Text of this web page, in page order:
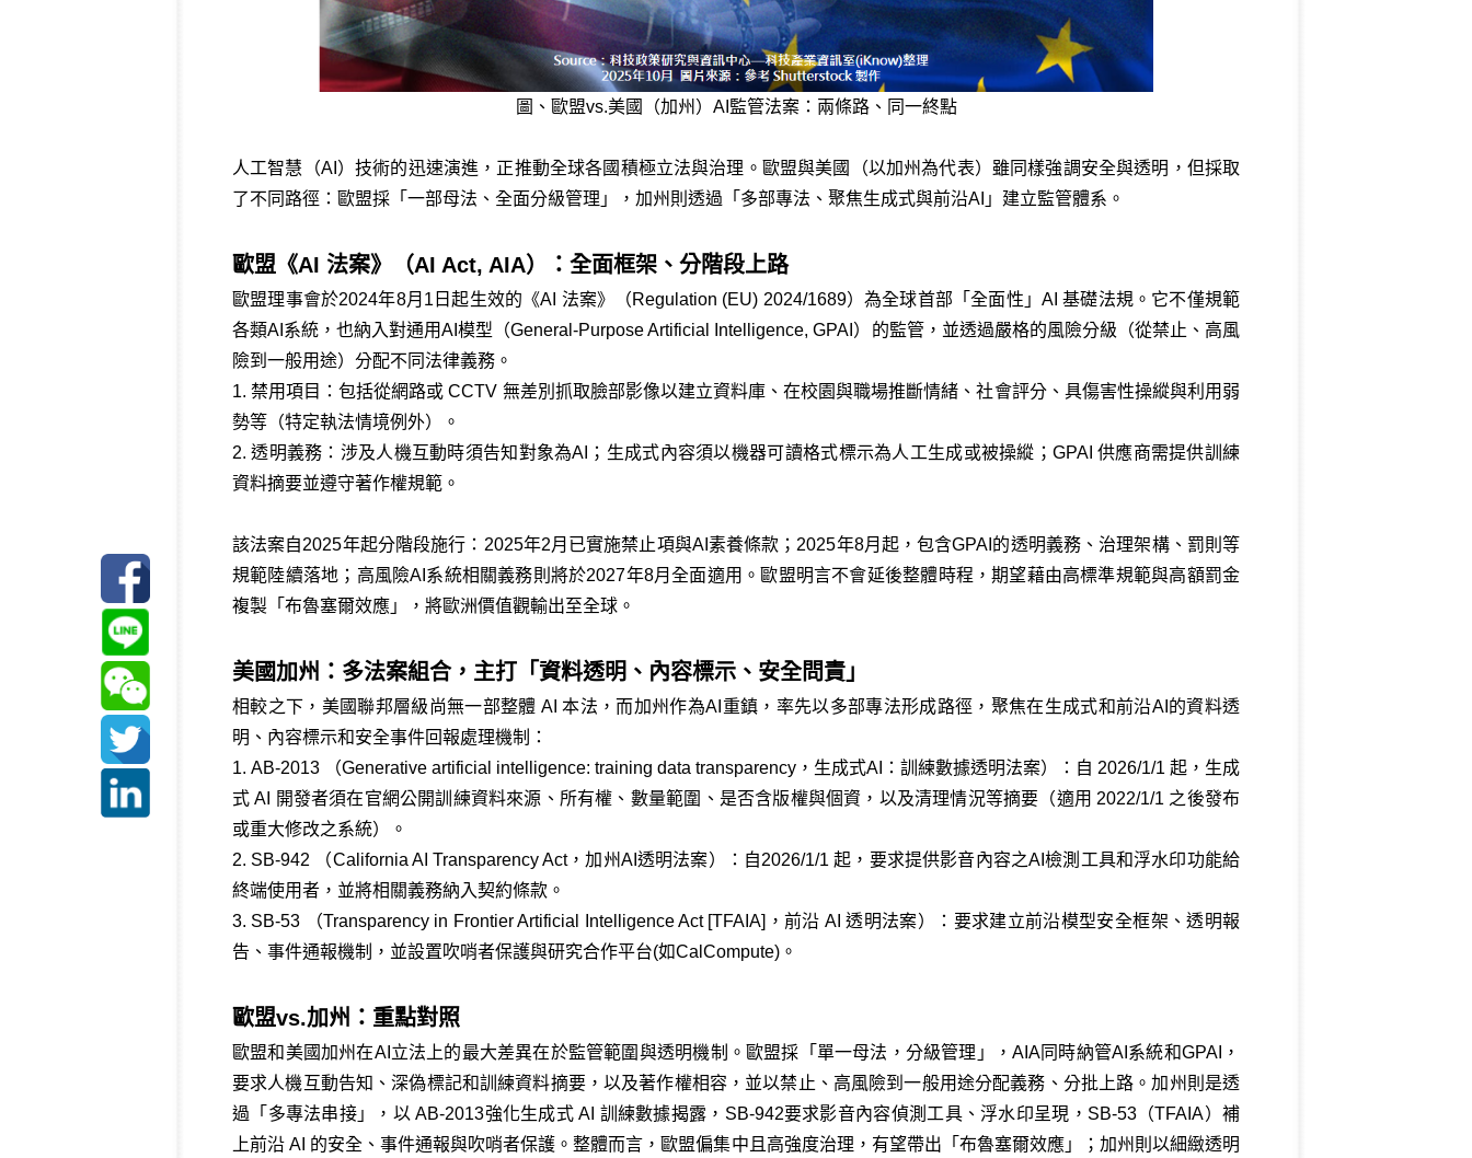
圖、歐盟vs.美國（加州）AI監管法案：兩條路、同一終點
人工智慧（AI）技術的迅速演進，正推動全球各國積極立法與治理。歐盟與美國（以加州為代表）雖同樣強調安全與透明，但採取
了不同路徑：歐盟採「一部母法、全面分級管理」，加州則透過「多部專法、聚焦生成式與前沿AI」建立監管體系。
歐盟《AI 法案》（AI Act, AIA）：全面框架、分階段上路
歐盟理事會於2024年8月1日起生效的《AI 法案》（Regulation (EU) 2024/1689）為全球首部「全面性」AI 基礎法規。它不僅規範
各類AI系統，也納入對通用AI模型（General-Purpose Artificial Intelligence, GPAI）的監管，並透過嚴格的風險分級（從禁止、高風
險到一般用途）分配不同法律義務。
1. 禁用項目：包括從網路或 CCTV 無差別抓取臉部影像以建立資料庫、在校園與職場推斷情緒、社會評分、具傷害性操縱與利用弱
勢等（特定執法情境例外）。
2. 透明義務：涉及人機互動時須告知對象為AI；生成式內容須以機器可讀格式標示為人工生成或被操縱；GPAI 供應商需提供訓練
資料摘要並遵守著作權規範。
該法案自2025年起分階段施行：2025年2月已實施禁止項與AI素養條款；2025年8月起，包含GPAI的透明義務、治理架構、罰則等
規範陸續落地；高風險AI系統相關義務則將於2027年8月全面適用。歐盟明言不會延後整體時程，期望藉由高標準規範與高額罰金
複製「布魯塞爾效應」，將歐洲價值觀輸出至全球。
美國加州：多法案組合，主打「資料透明、內容標示、安全問責」
相較之下，美國聯邦層級尚無一部整體 AI 本法，而加州作為AI重鎮，率先以多部專法形成路徑，聚焦在生成式和前沿AI的資料透
明、內容標示和安全事件回報處理機制：
1. AB-2013 （Generative artificial intelligence: training data transparency，生成式AI：訓練數據透明法案）：自 2026/1/1 起，生成
式 AI 開發者須在官網公開訓練資料來源、所有權、數量範圍、是否含版權與個資，以及清理情況等摘要（適用 2022/1/1 之後發布
或重大修改之系統）。
2. SB-942 （California AI Transparency Act，加州AI透明法案）：自2026/1/1 起，要求提供影音內容之AI檢測工具和浮水印功能給
終端使用者，並將相關義務納入契約條款。
3. SB-53 （Transparency in Frontier Artificial Intelligence Act [TFAIA]，前沿 AI 透明法案）：要求建立前沿模型安全框架、透明報
告、事件通報機制，並設置吹哨者保護與研究合作平台(如CalCompute)。
歐盟vs.加州：重點對照
歐盟和美國加州在AI立法上的最大差異在於監管範圍與透明機制。歐盟採「單一母法，分級管理」，AIA同時納管AI系統和GPAI，
要求人機互動告知、深偽標記和訓練資料摘要，以及著作權相容，並以禁止、高風險到一般用途分配義務、分批上路。加州則是透
過「多專法串接」，以 AB-2013強化生成式 AI 訓練數據揭露，SB-942要求影音內容偵測工具、浮水印呈現，SB-53（TFAIA）補
上前沿 AI 的安全、事件通報與吹哨者保護。整體而言，歐盟偏集中且高強度治理，有望帶出「布魯塞爾效應」；加州則以細緻透明